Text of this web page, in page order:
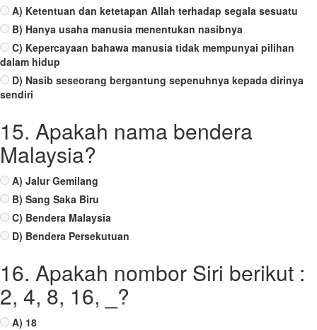
A) Ketentuan dan ketetapan Allah terhadap segala sesuatu
B) Hanya usaha manusia menentukan nasibnya
C) Kepercayaan bahawa manusia tidak mempunyai pilihan
dalam hidup
D) Nasib seseorang bergantung sepenuhnya kepada dirinya
sendiri
15. Apakah nama bendera
Malaysia?
A) Jalur Gemilang
B) Sang Saka Biru
C) Bendera Malaysia
D) Bendera Persekutuan
16. Apakah nombor Siri berikut :
2, 4, 8, 16, _?
A) 18